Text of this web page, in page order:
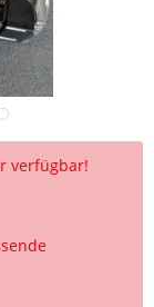
verfügbar!